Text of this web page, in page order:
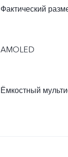
Фактический
AMOLED
Ёмкостный